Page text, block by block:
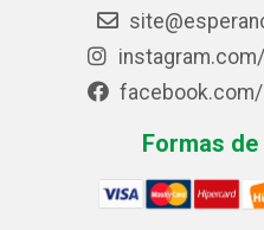
Formas